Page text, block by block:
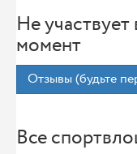
Не
момент
Отзывы (будьте
Все